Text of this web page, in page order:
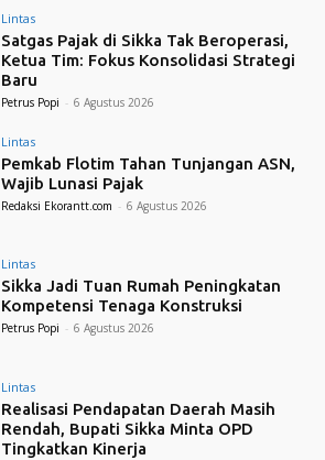
Lintas
Satgas Pajak di Sikka Tak Beroperasi,
Ketua Tim: Fokus Konsolidasi Strategi
Baru
Petrus Popi - 6 Agustus 2026
Lintas
Pemkab Flotim Tahan Tunjangan ASN,
Wajib Lunasi Pajak
Redaksi Ekorantt.com - 6 Agustus 2026
Lintas
Sikka Jadi Tuan Rumah Peningkatan
Kompetensi Tenaga Konstruksi
Petrus Popi - 6 Agustus 2026
Lintas
Realisasi Pendapatan Daerah Masih
Rendah, Bupati Sikka Minta OPD
Tingkatkan Kinerja